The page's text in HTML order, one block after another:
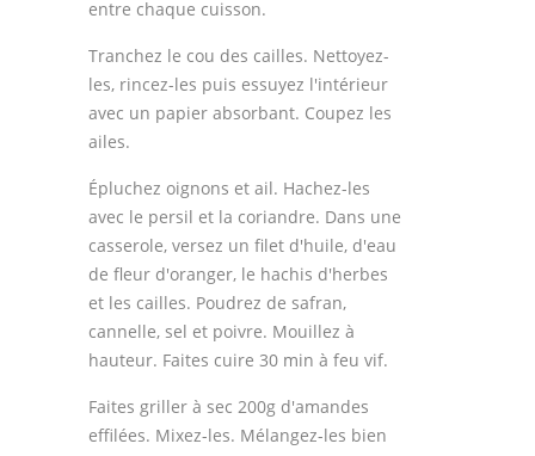
entre chaque cuisson.
Tranchez le cou des cailles. Nettoyez-
les, rincez-les puis essuyez l'intérieur
avec un papier absorbant. Coupez les
ailes.
Épluchez oignons et ail. Hachez-les
avec le persil et la coriandre. Dans une
casserole, versez un filet d'huile, d'eau
de fleur d'oranger, le hachis d'herbes
et les cailles. Poudrez de safran,
cannelle, sel et poivre. Mouillez à
hauteur. Faites cuire 30 min à feu vif.
Faites griller à sec 200g d'amandes
effilées. Mixez-les. Mélangez-les bien